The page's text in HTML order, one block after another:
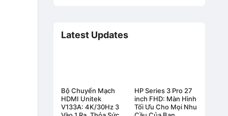
Latest Updates
Bộ Chuyển Mạch
HDMI Unitek
V133A: 4K/30Hz 3
HP Series 3 Pro 27
inch FHD: Màn Hình
Tối Ưu Cho Mọi Nhu